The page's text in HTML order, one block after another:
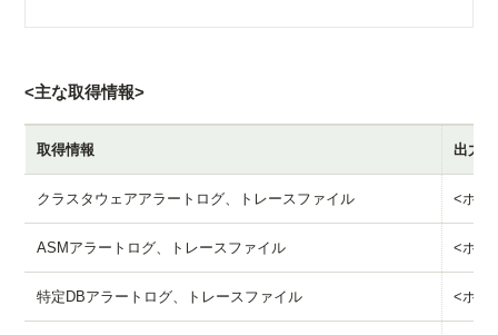
<主な取得情報>
取得情報 出力
クラスタウェアアラートログ、トレースファイル <ホス
ASMアラートログ、トレースファイル <ホス
特定DBアラートログ、トレースファイル <ホス